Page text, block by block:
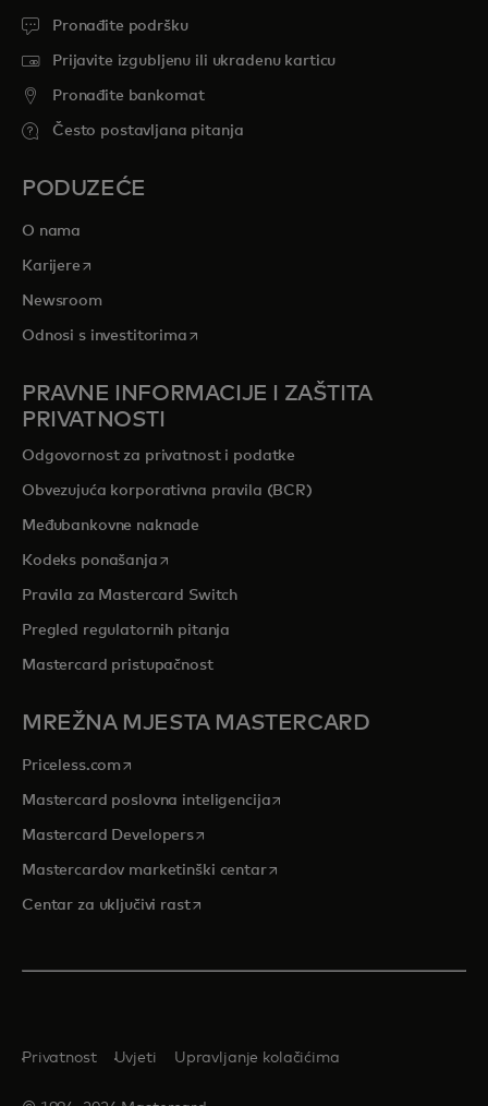
Pronađite podršku
Prijavite izgubljenu ili ukradenu karticu
Pronađite bankomat
Često postavljana pitanja
PODUZEĆE
O nama
Karijereopens in a new tab
Newsroom
Odnosi s investitorimaopens in a new tab
PRAVNE INFORMACIJE I ZAŠTITA
PRIVATNOSTI
Odgovornost za privatnost i podatke
Obvezujuća korporativna pravila (BCR)
Međubankovne naknade
Kodeks ponašanjaopens in a new tab
Pravila za Mastercard Switch
Pregled regulatornih pitanja
Mastercard pristupačnost
MREŽNA MJESTA MASTERCARD
Priceless.com opens in a new tab
Mastercard poslovna inteligencijaopens in a new tab
Mastercard Developersopens in a new tab
Mastercardov marketinški centaropens in a new tab
Centar za uključivi rastopens in a new tab
Privatnost Uvjeti Upravljanje kolačićima